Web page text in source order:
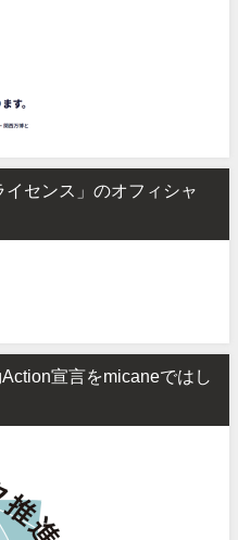
センス」のオフィシャ
宣言をmicaneではし